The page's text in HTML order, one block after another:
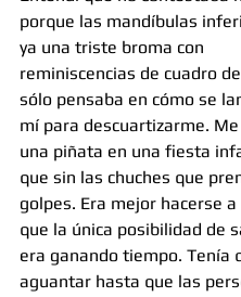
porque las mandíbulas
ya una triste broma con
reminiscencias de cuadro
sólo pensaba en cómo se
mí para descuartizarme.
una piñata en una fiesta
que sin las chuches que
golpes. Era mejor hacerse
que la única posibilidad de
era ganando tiempo. Tenía
aguantar hasta que las